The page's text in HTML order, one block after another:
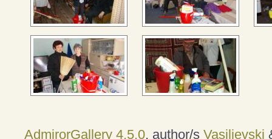
AdmirorGallery 4.5.0, author/s Vasiljevski